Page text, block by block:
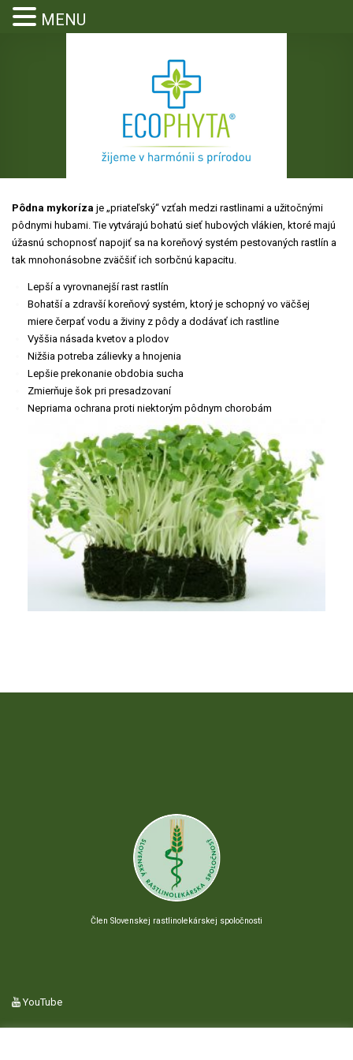
služba
Pôdna mykoríza je „priateľský“ vzťah medzi rastlinami a užitočnými
pôdnymi hubami. Tie vytvárajú bohatú sieť hubových vlákien, ktoré majú
úžasnú schopnosť napojiť sa na koreňový systém pestovaných rastlín a
tak mnohonásobne zväčšiť ich sorbčnú kapacitu.
Lepší a vyrovnanejší rast rastlín
Bohatší a zdravší koreňový systém, ktorý je schopný vo väčšej
miere čerpať vodu a živiny z pôdy a dodávať ich rastline
Vyššia násada kvetov a plodov
Nižšia potreba zálievky a hnojenia
Lepšie prekonanie obdobia sucha
Zmierňuje šok pri presadzovaní
Nepriama ochrana proti niektorým pôdnym chorobám
Člen Slovenskej rastlinolekárskej spoločnosti
YouTube
MENU